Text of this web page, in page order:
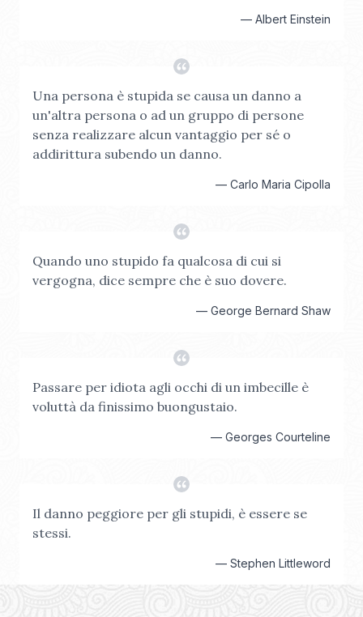
— Albert Einstein
Una persona è stupida se causa un danno a
un'altra persona o ad un gruppo di persone
senza realizzare alcun vantaggio per sé o
addirittura subendo un danno.
— Carlo Maria Cipolla
Quando uno stupido fa qualcosa di cui si
vergogna, dice sempre che è suo dovere.
— George Bernard Shaw
Passare per idiota agli occhi di un imbecille è
voluttà da finissimo buongustaio.
— Georges Courteline
Il danno peggiore per gli stupidi, è essere se
stessi.
— Stephen Littleword